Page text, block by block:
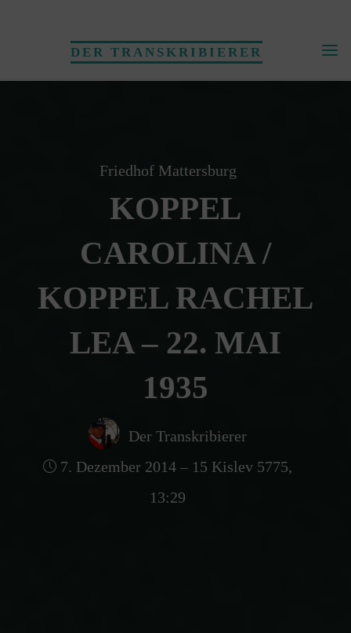
DER TRANSKRIBIERER
Friedhof Mattersburg
KOPPEL
CAROLINA /
KOPPEL RACHEL
LEA – 22. MAI
1935
Der Transkribierer
7. Dezember 2014 – 15 Kislev 5775,
13:29